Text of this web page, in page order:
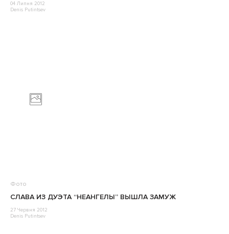
04 Липня 2012
Denis Putintsev
Фото
СЛАВА ИЗ ДУЭТА “НЕАНГЕЛЫ” ВЫШЛА ЗАМУЖ
27 Червня 2012
Denis Putintsev